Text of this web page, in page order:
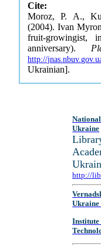
Cite:
Moroz, P. A.,
(2004). Ivan
fruit-growingist,
anniversary).
http://
Ukrainian].
National
Ukraine
http://
Ukraine